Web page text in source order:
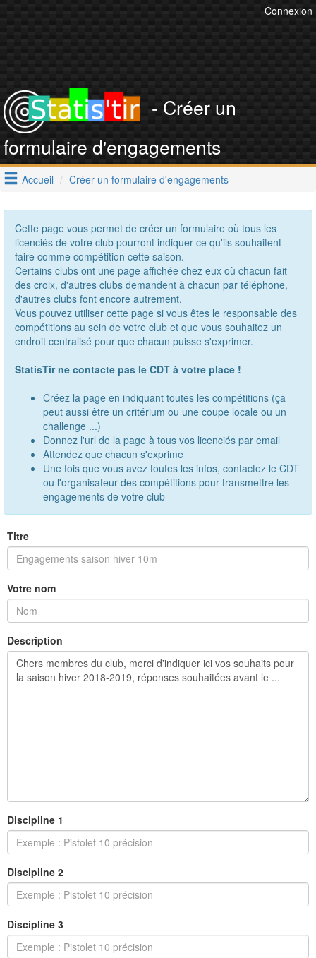
Connexion
- Créer un
formulaire d'engagements
Accueil Créer un formulaire d'engagements
Cette page vous permet de créer un formulaire où tous les
licenciés de votre club pourront indiquer ce qu'ils souhaitent
faire comme compétition cette saison.
Certains clubs ont une page affichée chez eux où chacun fait
des croix, d'autres clubs demandent à chacun par téléphone,
d'autres clubs font encore autrement.
Vous pouvez utiliser cette page si vous êtes le responsable des
compétitions au sein de votre club et que vous souhaitez un
endroit centralisé pour que chacun puisse s'exprimer.
StatisTir ne contacte pas le CDT à votre place !
Créez la page en indiquant toutes les compétitions (ça
peut aussi être un critérium ou une coupe locale ou un
challenge ...)
Donnez l'url de la page à tous vos licenciés par email
Attendez que chacun s'exprime
Une fois que vous avez toutes les infos, contactez le CDT
ou l'organisateur des compétitions pour transmettre les
engagements de votre club
Titre
Votre nom
Description
Discipline 1
Discipline 2
Discipline 3